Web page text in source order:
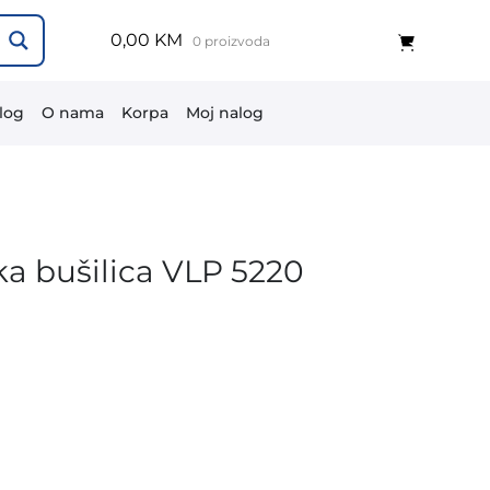
0,00 KM 0 proizvoda
O nama Korpa Moj nalog
bušilica VLP 5220